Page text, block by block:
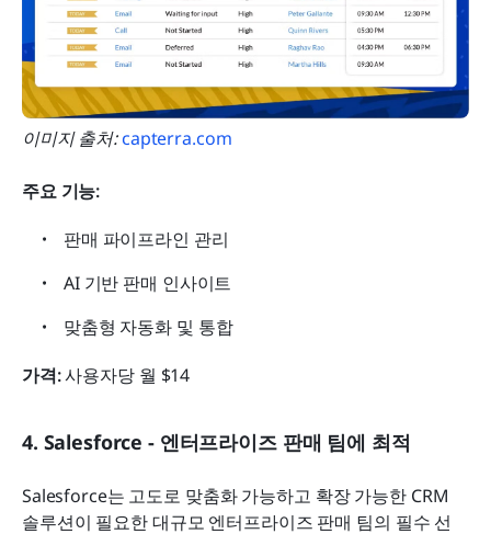
이미지 출처: capterra.com
주요 기능:
판매 파이프라인 관리
AI 기반 판매 인사이트
맞춤형 자동화 및 통합
가격: 사용자당 월 $14
4. Salesforce - 엔터프라이즈 판매 팀에 최적
Salesforce는 고도로 맞춤화 가능하고 확장 가능한 CRM
솔루션이 필요한 대규모 엔터프라이즈 판매 팀의 필수 선